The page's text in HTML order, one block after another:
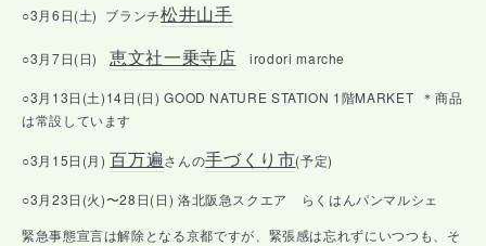
○3月6日(土) ブランチ松井山手
○3月7日(日)恵文社一乗寺店 irodori marche
○3月13日(土)14日(日) GOOD NATURE STATION 1階MARKET ＊商品
は常設しています
○3月15日(月)百万遍さんの手づくり市(予定)
○3月23日(火)〜28日(日) 洛北阪急スクエア らくはんパンマルシェ
緊急事態宣言は解除となる京都ですが、緊張感は忘れずにいつつも、そ